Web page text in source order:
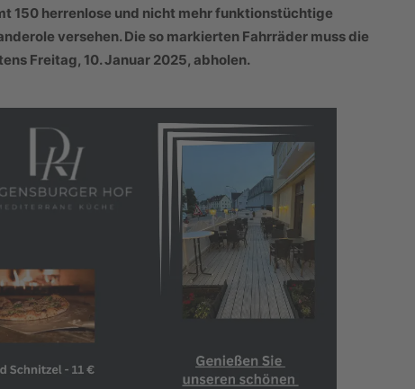
150 herrenlose und nicht mehr funktionstüchtige
versehen. Die so markierten Fahrräder muss die
Freitag, 10. Januar 2025, abholen.